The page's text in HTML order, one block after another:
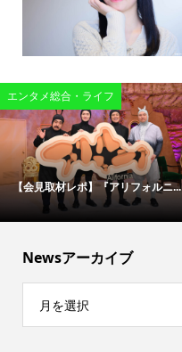
エンタメ総合・ライフ
【会見取材レポ】『アリフォルニ...
Newsアーカイブ
月を選択